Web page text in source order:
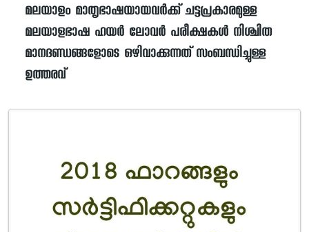
മലയാളം മാതൃഭാഷയായവർക്ക് ചട്ടപ്രകാരമുള്ള
മലയാളഭാഷ ഹയർ ലോവർ പരീക്ഷകൾ നിശ്ചിത
മാനദണ്ഡങ്ങളോടെ ഒഴിവാക്കുന്നത് സംബന്ധിച്ചുള്ള
ഉത്തരവ്